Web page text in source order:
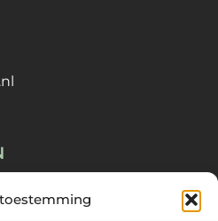
09:00 ~ 18:00